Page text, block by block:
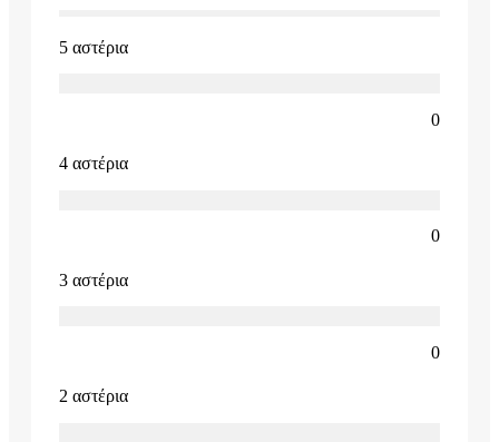
5 αστέρια
0
4 αστέρια
0
3 αστέρια
0
2 αστέρια